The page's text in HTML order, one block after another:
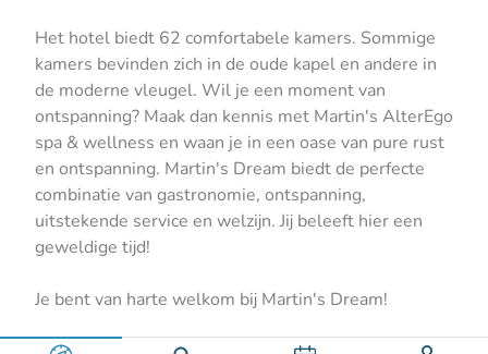
Het hotel biedt 62 comfortabele kamers. Sommige
kamers bevinden zich in de oude kapel en andere in
de moderne vleugel. Wil je een moment van
ontspanning? Maak dan kennis met Martin's AlterEgo
spa & wellness en waan je in een oase van pure rust
en ontspanning. Martin's Dream biedt de perfecte
combinatie van gastronomie, ontspanning,
uitstekende service en welzijn. Jij beleeft hier een
geweldige tijd!
Je bent van harte welkom bij Martin's Dream!